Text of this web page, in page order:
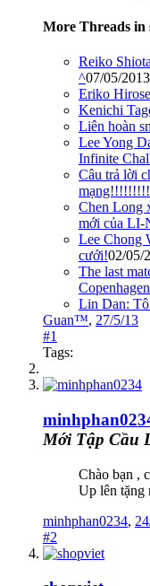
More Threads in
Reiko
^07/05/2013
Eriko
Kenichi
Liên hoàn
Lee Yong
Infinite
Câu trả lời
mạng!!!!!!!!!
Chen Long
mới của LI-
Lee Chong
cưới!02/05/
The last
Lin Dan:
Guan™, 27/5/13
#1
Tags:
Mới Tập Cầu
Chào bạn ,
Up lên tặng
minhphan0234,
#2